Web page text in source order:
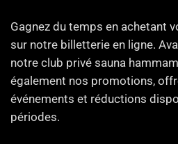
Gagnez du temps en achetant
sur notre billetterie en ligne.
notre club privé sauna
également nos promotions,
événements et réductions
périodes.